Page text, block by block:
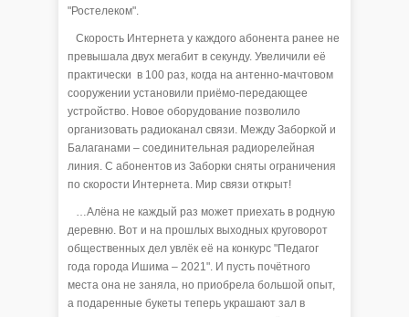
"Ростелеком".
Скорость Интернета у каждого абонента ранее не
превышала двух мегабит в секунду. Увеличили её
практически в 100 раз, когда на антенно-мачтовом
сооружении установили приёмо-передающее
устройство. Новое оборудование позволило
организовать радиоканал связи. Между Заборкой и
Балаганами – соединительная радиорелейная
линия. С абонентов из Заборки сняты ограничения
по скорости Интернета. Мир связи открыт!
…Алёна не каждый раз может приехать в родную
деревню. Вот и на прошлых выходных круговорот
общественных дел увлёк её на конкурс "Педагог
года города Ишима – 2021". И пусть почётного
места она не заняла, но приобрела большой опыт,
а подаренные букеты теперь украшают зал в